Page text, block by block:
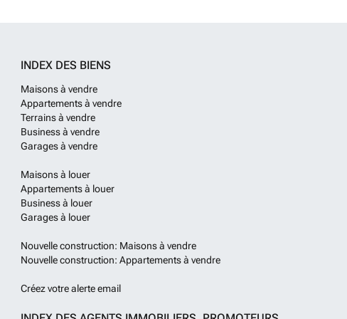
INDEX DES BIENS
Maisons à vendre
Appartements à vendre
Terrains à vendre
Business à vendre
Garages à vendre
Maisons à louer
Appartements à louer
Business à louer
Garages à louer
Nouvelle construction: Maisons à vendre
Nouvelle construction: Appartements à vendre
Créez votre alerte email